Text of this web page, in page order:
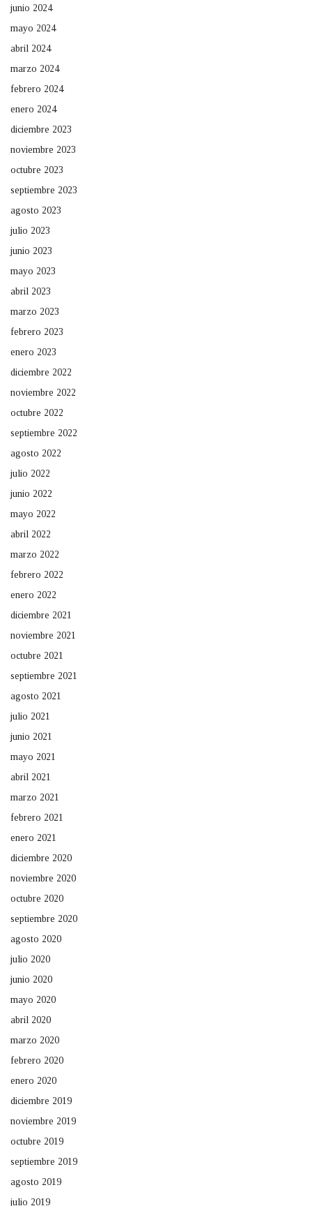
junio 2024
mayo 2024
abril 2024
marzo 2024
febrero 2024
enero 2024
diciembre 2023
noviembre 2023
octubre 2023
septiembre 2023
agosto 2023
julio 2023
junio 2023
mayo 2023
abril 2023
marzo 2023
febrero 2023
enero 2023
diciembre 2022
noviembre 2022
octubre 2022
septiembre 2022
agosto 2022
julio 2022
junio 2022
mayo 2022
abril 2022
marzo 2022
febrero 2022
enero 2022
diciembre 2021
noviembre 2021
octubre 2021
septiembre 2021
agosto 2021
julio 2021
junio 2021
mayo 2021
abril 2021
marzo 2021
febrero 2021
enero 2021
diciembre 2020
noviembre 2020
octubre 2020
septiembre 2020
agosto 2020
julio 2020
junio 2020
mayo 2020
abril 2020
marzo 2020
febrero 2020
enero 2020
diciembre 2019
noviembre 2019
octubre 2019
septiembre 2019
agosto 2019
julio 2019